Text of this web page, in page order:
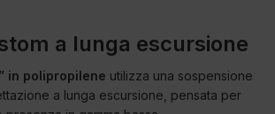
a lunga escursione
in polipropilene utilizza una sospensione
a lunga escursione, pensata per